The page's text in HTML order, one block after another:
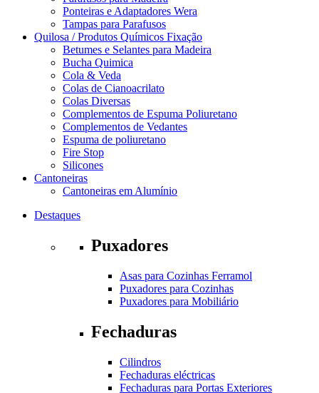
Ponteiras e Adaptadores Wera
Tampas para Parafusos
Quilosa / Produtos Químicos Fixação
Betumes e Selantes para Madeira
Bucha Quimica
Cola & Veda
Colas de Cianoacrilato
Colas Diversas
Complementos de Espuma Poliuretano
Complementos de Vedantes
Espuma de poliuretano
Fire Stop
Silicones
Cantoneiras
Cantoneiras em Alumínio
Destaques
Puxadores
Asas para Cozinhas Ferramol
Puxadores para Cozinhas
Puxadores para Mobiliário
Fechaduras
Cilindros
Fechaduras eléctricas
Fechaduras para Portas Exteriores